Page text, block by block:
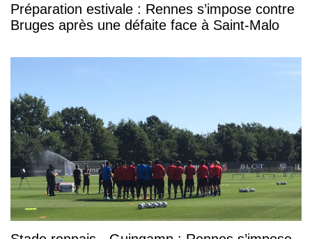
Préparation estivale : Rennes s’impose contre
Bruges après une défaite face à Saint-Malo